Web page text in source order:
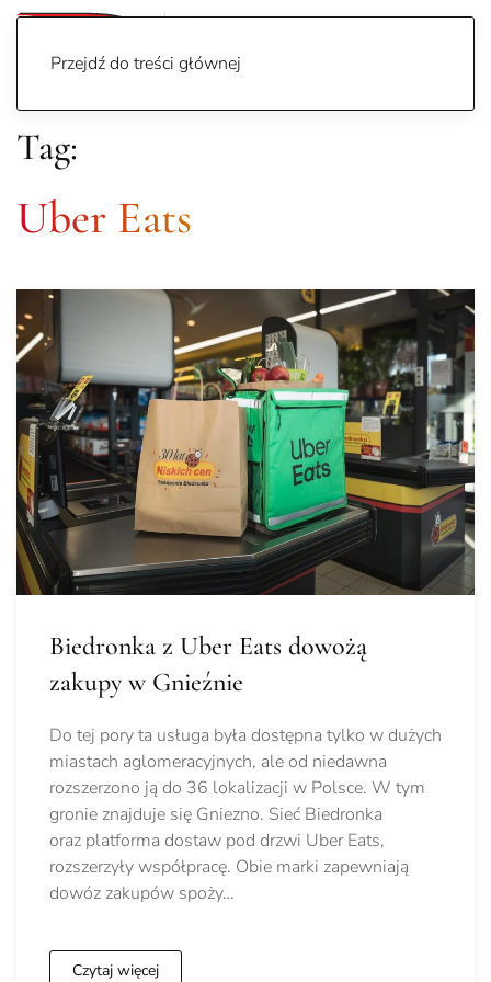
Przejdź do treści głównej
Tag:
Uber Eats
Biedronka z Uber Eats dowożą
zakupy w Gnieźnie
Do tej pory ta usługa była dostępna tylko w dużych
miastach aglomeracyjnych, ale od niedawna
rozszerzono ją do 36 lokalizacji w Polsce. W tym
gronie znajduje się Gniezno. Sieć Biedronka
oraz platforma dostaw pod drzwi Uber Eats,
rozszerzyły współpracę. Obie marki zapewniają
dowóz zakupów spoży…
Czytaj więcej